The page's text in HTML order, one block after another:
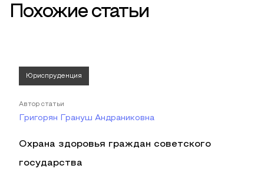
Похожие статьи
Юриспруденция
Автор статьи
Григорян Грануш Андраниковна
Охрана здоровья граждан советского
государства